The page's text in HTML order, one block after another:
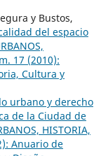
y Bustos,
del espacio
17 (2010):
Cultura y
urbano y derecho
de la Ciudad de
HISTORIA,
Anuario de